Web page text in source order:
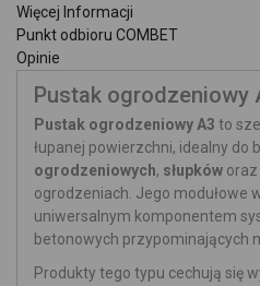
Więcej Informacji
Punkt odbioru COMBET
Opinie
Pustak ogrodzeniowy
Pustak ogrodzeniowy A3 to
łupanej powierzchni, idealny do
ogrodzeniowych, słupków
ogrodzeniach. Jego modułowe
uniwersalnym komponentem
betonowych przypominających
Produkty tego typu cechują się